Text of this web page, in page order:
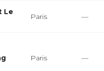
Le
Paris —
Paris —